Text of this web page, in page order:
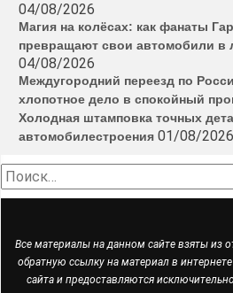
04/08/2026
Магия на колёсах: как фанаты
превращают свои автомобили в
04/08/2026
Междугородний переезд по
хлопотное дело в спокойный
Холодная штамповка точных
автомобилестроения 01/08/2026
Найти:
Все материалы на данном сайте взяты из
обратную ссылку на материал в
сайта и предоставляются